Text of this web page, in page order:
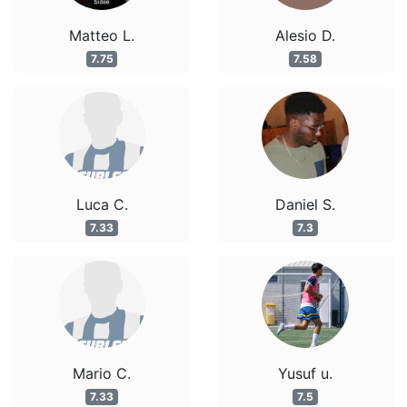
Matteo L.
7.75
Luca C.
7.33
Mario C.
7.33
Alesio D.
7.58
Daniel S.
7.3
Yusuf u.
7.5